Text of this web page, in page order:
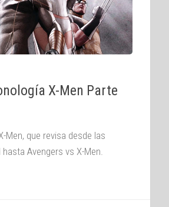
X-Men Parte
Men, que revisa desde las
Avengers vs X-Men.